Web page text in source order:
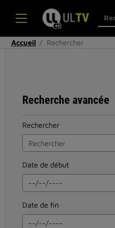
Accueil Rechercher
Recherche avancée
Rechercher
Date de début
Date de fin